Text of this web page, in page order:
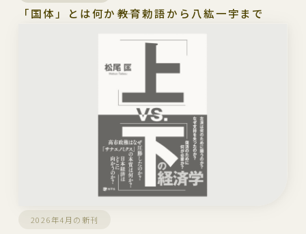
「国体」とは何か――教育勅語から八紘一宇まで
2026年4月の新刊